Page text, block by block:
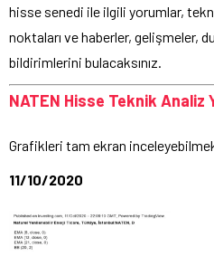
hisse senedi ile ilgili yorumlar,
noktaları ve haberler, gelişmeler,
bildirimlerini bulacaksınız.
NATEN Hisse Teknik Analiz
Grafikleri tam ekran
11/10/2020